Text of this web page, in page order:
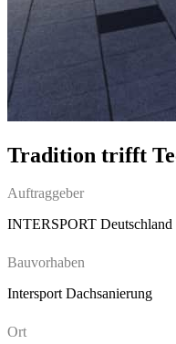
Tradition trifft
Auftraggeber
INTERSPORT Deutschland
Bauvorhaben
Intersport Dachsanierung
Ort